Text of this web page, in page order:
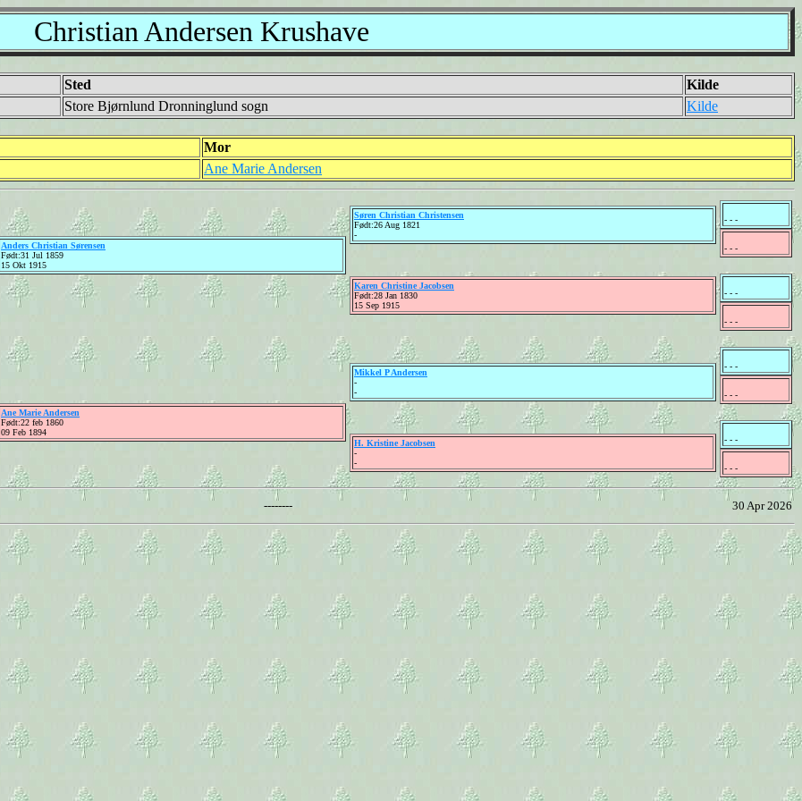
Christian Andersen Krushave
Sted
Kilde
Store Bjørnlund Dronninglund sogn Kilde
Mor
Ane Marie Andersen
Anders Christian Sørensen
Født:31 Jul 1859
15 Okt 1915
Ane Marie Andersen
Født:22 feb 1860
09 Feb 1894
Søren Christian Christensen
Født:26 Aug 1821
-
Karen Christine Jacobsen
Født:28 Jan 1830
15 Sep 1915
Mikkel P Andersen
-
-
H. Kristine Jacobsen
-
-
- - -
- - -
- - -
- - -
- - -
- - -
- - -
- - -
-------- 30 Apr 2026